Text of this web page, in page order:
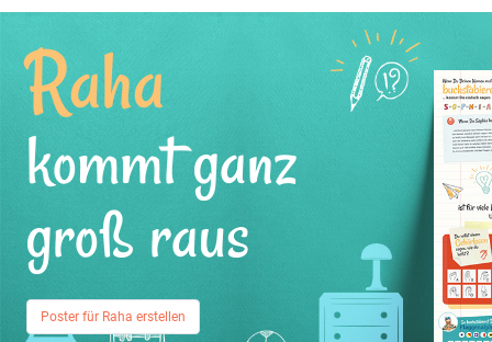
Raha
kommt ganz
groß raus
Poster für Raha erstellen